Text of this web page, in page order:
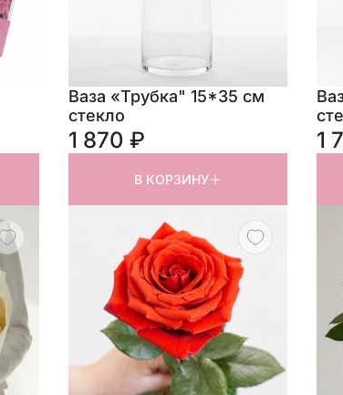
Ваза «Трубка" 15*35 см
стекло
1 870 ₽
В КОРЗИНУ
1